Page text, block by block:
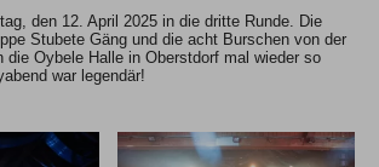
den 12. April 2025 in die dritte Runde. Die
Stubete Gäng und die acht Burschen von der
die Oybele Halle in Oberstdorf mal wieder so
war legendär!